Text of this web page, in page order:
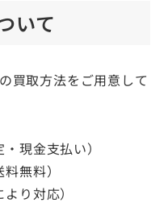
いて
買取方法をご用意して
・現金支払い）
無料）
り対応）